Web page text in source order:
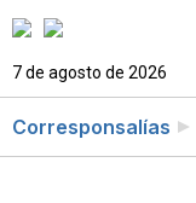
7 de agosto de 2026
Corresponsalías